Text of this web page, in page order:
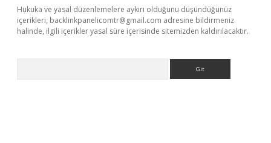
Hukuka ve yasal düzenlemelere aykırı olduğunu düşündüğünüz
içerikleri, backlinkpanelicomtr@gmail.com adresine bildirmeniz
halinde, ilgili içerikler yasal süre içerisinde sitemizden kaldırılacaktır.